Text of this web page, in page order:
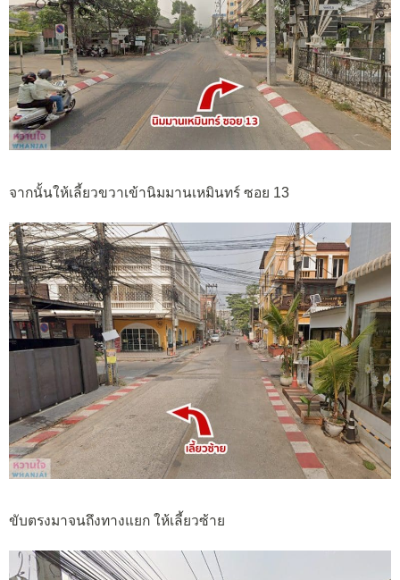
จากนั้นให้เลี้ยวขวาเข้านิมมานเหมินทร์ ซอย 13
ขับตรงมาจนถึงทางแยก ให้เลี้ยวซ้าย